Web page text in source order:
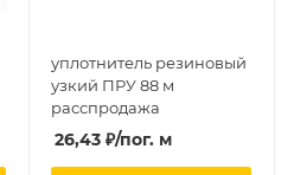
уплотнитель резиновый
узкий ПРУ 88 м
расспродажа
26,43₽/пог. м